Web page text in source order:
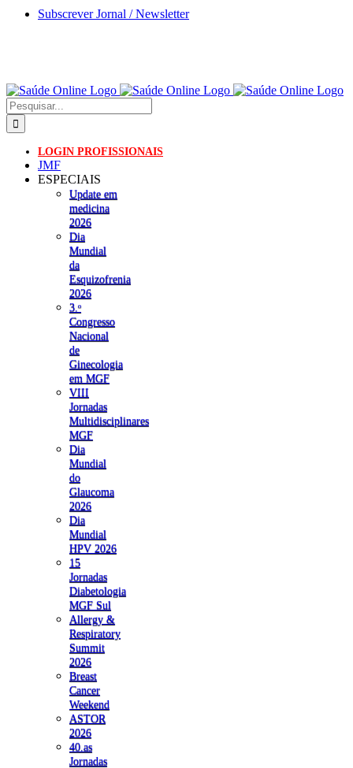
Skip
Subscrever Jornal / Newsletter
Pesquisar
LOGIN PROFISSIONAIS
JMF
ESPECIAIS
Update em
medicina
2026
Dia
Mundial
da
Esquizofrenia
2026
3.ᵒ
Congresso
Nacional
de
Ginecologia
em MGF
VIII
Jornadas
Multidisciplinares
MGF
Dia
Mundial
do
Glaucoma
2026
Dia
Mundial
HPV 2026
15
Jornadas
Diabetologia
MGF Sul
Allergy &
Respiratory
Summit
2026
Breast
Cancer
Weekend
ASTOR
2026
40.as
Jornadas